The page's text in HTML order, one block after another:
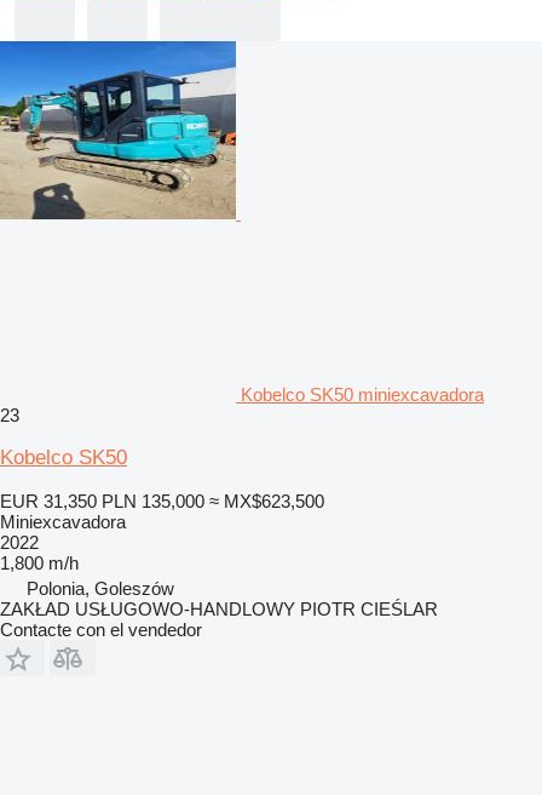
Kobelco SK50 miniexcavadora
23
Kobelco SK50
EUR 31,350 PLN 135,000 ≈ MX$623,500
Miniexcavadora
2022
1,800 m/h
Polonia, Goleszów
ZAKŁAD USŁUGOWO-HANDLOWY PIOTR CIEŚLAR
Contacte con el vendedor